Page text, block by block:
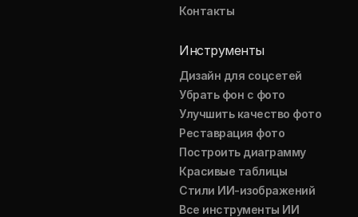
Контакты
Инструменты
Дизайн для соцсетей
Убрать фон с фото
Улучшить качество фото
Реставрация фото
Построить диаграмму
Красивые таблицы
Стили ИИ-изображений
Все инструменты ИИ